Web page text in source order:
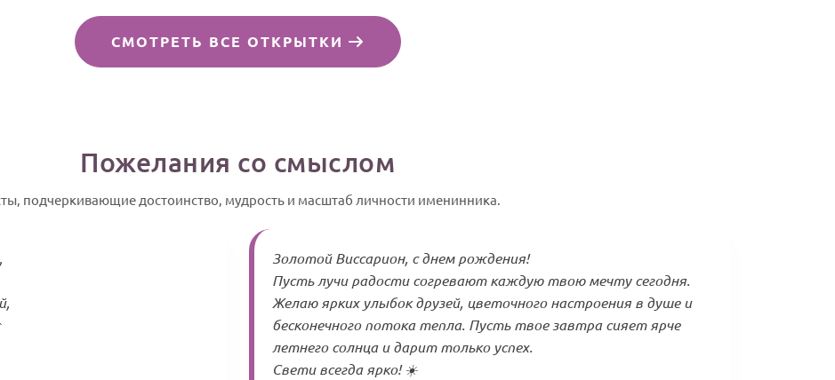
СМОТРЕТЬ ВСЕ ОТКРЫТКИ
Пожелания со смыслом
подчеркивающие достоинство, мудрость и масштаб личности именинника.
Золотой Виссарион, с днем рождения!
Пусть лучи радости согревают каждую твою мечту сегодня.
Желаю ярких улыбок друзей, цветочного настроения в душе и
бесконечного потока тепла. Пусть твое завтра сияет ярче
летнего солнца и дарит только успех.
Свети всегда ярко! ☀️